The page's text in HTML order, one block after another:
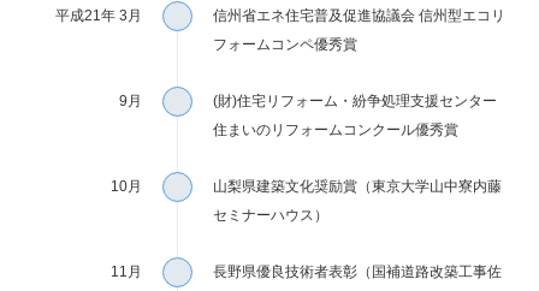
平成21年 3月
信州省エネ住宅普及促進協議会 信州型エコリ
フォームコンペ優秀賞
9月
(財)住宅リフォーム・紛争処理支援センター
住まいのリフォームコンクール優秀賞
10月
山梨県建築文化奨励賞（東京大学山中寮内藤
セミナーハウス）
11月
長野県優良技術者表彰（国補道路改築工事佐